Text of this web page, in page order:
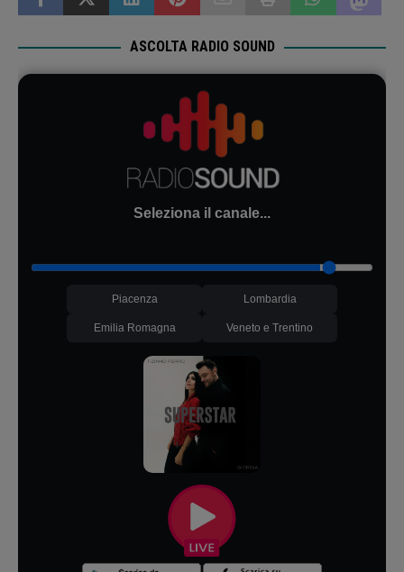
ASCOLTA RADIO SOUND
Seleziona il canale...
Piacenza Lombardia
Emilia Romagna Veneto e Trentino